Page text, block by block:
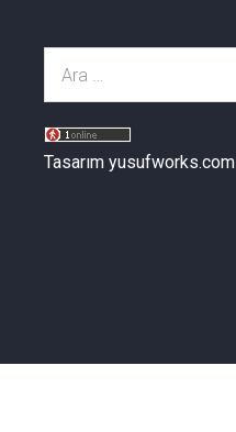
Tasarım yusufworks.com